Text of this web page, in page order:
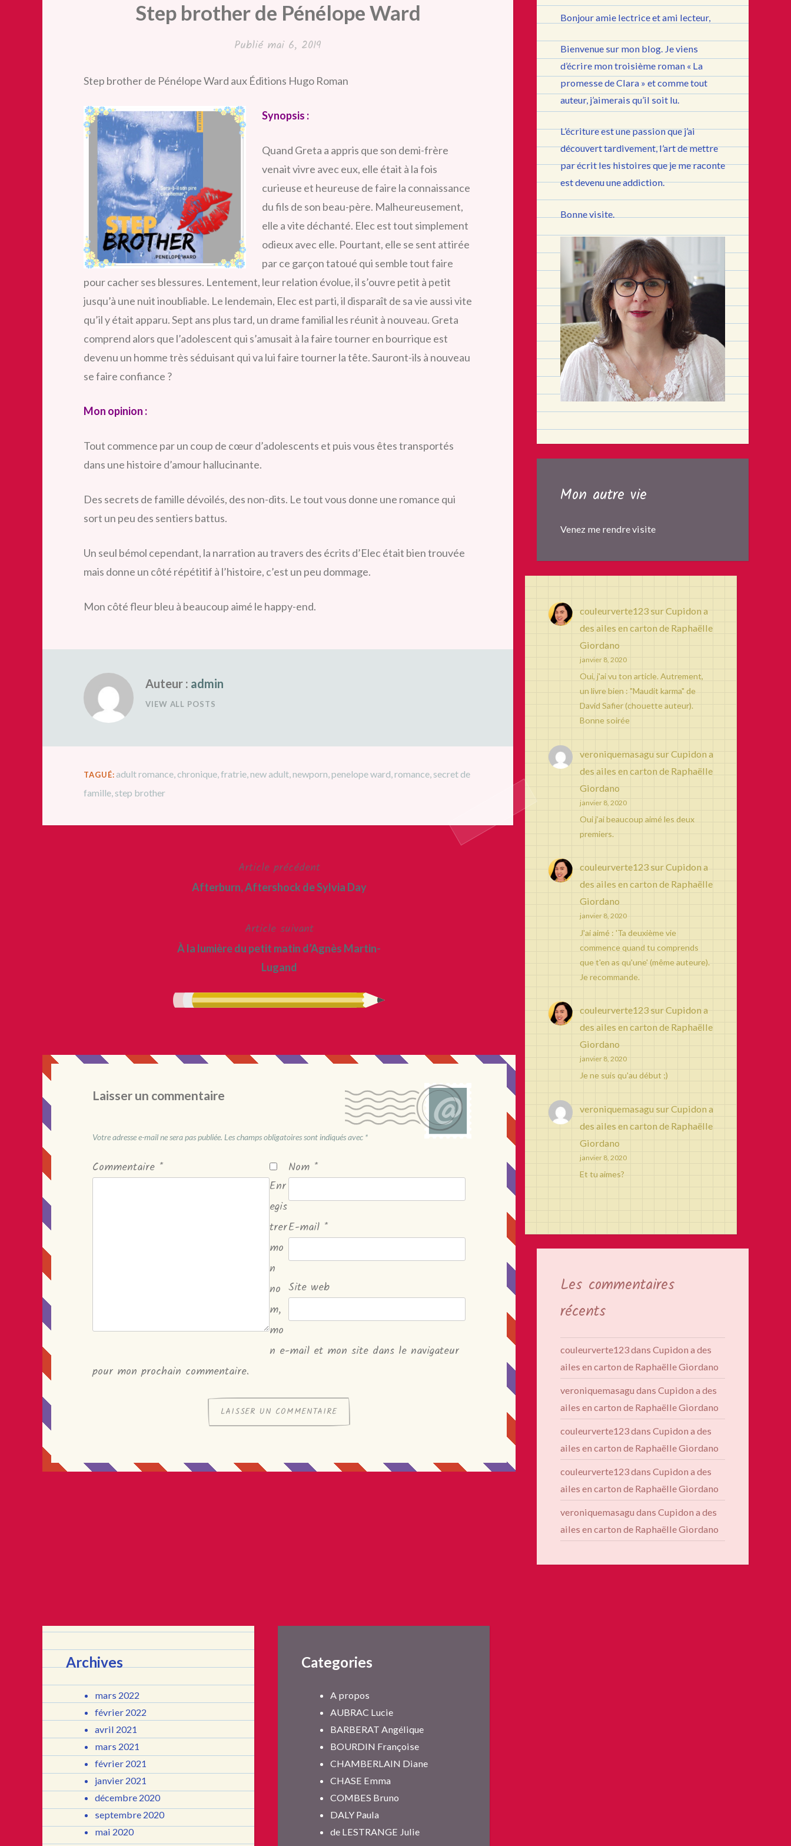
Step brother de Pénélope Ward
Publié mai 6, 2019
Step brother de Pénélope Ward aux Éditions Hugo Roman
Synopsis :
Quand Greta a appris que son demi-frère
venait vivre avec eux, elle était à la fois
curieuse et heureuse de faire la connaissance
du fils de son beau-père. Malheureusement,
elle a vite déchanté. Elec est tout simplement
odieux avec elle. Pourtant, elle se sent attirée
par ce garçon tatoué qui semble tout faire
pour cacher ses blessures. Lentement, leur relation évolue, il s’ouvre petit à petit
jusqu’à une nuit inoubliable. Le lendemain, Elec est parti, il disparaît de sa vie aussi vite
qu’il y était apparu. Sept ans plus tard, un drame familial les réunit à nouveau. Greta
comprend alors que l’adolescent qui s’amusait à la faire tourner en bourrique est
devenu un homme très séduisant qui va lui faire tourner la tête. Sauront-ils à nouveau
se faire confiance ?
Mon opinion :
Tout commence par un coup de cœur d’adolescents et puis vous êtes transportés
dans une histoire d’amour hallucinante.
Des secrets de famille dévoilés, des non-dits. Le tout vous donne une romance qui
sort un peu des sentiers battus.
Un seul bémol cependant, la narration au travers des écrits d’Elec était bien trouvée
mais donne un côté répétitif à l’histoire, c’est un peu dommage.
Mon côté fleur bleu à beaucoup aimé le happy-end.
Auteur : admin
VIEW ALL POSTS
TAGUÉ: adult romance ,chronique ,fratrie ,new adult ,newporn ,penelope ward ,romance secret de
famille step brother
Article précédent
Afterburn, Aftershock de Sylvia Day
Article suivant
À la lumière du petit matin d’Agnès Martin-
Lugand
Laisser un commentaire
Votre adresse e-mail ne sera pas publiée. Les champs obligatoires sont indiqués avec *
Commentaire * Nom *
E-mail *
Site web
Enr
egis
trer
mo
n
no
m,
mo
n e-mail et mon site dans le navigateur
pour mon prochain commentaire.
Bonjour amie lectrice et ami lecteur,
Bienvenue sur mon blog. Je viens
d’écrire mon troisième roman « La
promesse de Clara » et comme tout
auteur, j’aimerais qu’il soit lu.
L’écriture est une passion que j’ai
découvert tardivement, l’art de mettre
par écrit les histoires que je me raconte
est devenu une addiction.
Bonne visite.
Mon autre vie
Venez me rendre visite
couleurverte123surCupidon a
des ailes en carton de Raphaëlle
Giordano
janvier 8, 2020
Oui, j'ai vu ton article. Autrement,
un livre bien : "Maudit karma" de
David Safier (chouette auteur).
Bonne soirée
veroniquemasagu surCupidon a
des ailes en carton de Raphaëlle
Giordano
janvier 8, 2020
Oui j’ai beaucoup aimé les deux
premiers.
couleurverte123surCupidon a
des ailes en carton de Raphaëlle
Giordano
janvier 8, 2020
J'ai aimé : 'Ta deuxième vie
commence quand tu comprends
que t'en as qu'une' (même auteure).
Je recommande.
couleurverte123surCupidon a
des ailes en carton de Raphaëlle
Giordano
janvier 8, 2020
Je ne suis qu'au début ;)
veroniquemasagu surCupidon a
des ailes en carton de Raphaëlle
Giordano
janvier 8, 2020
Et tu aimes?
Les commentaires
récents
couleurverte123dans Cupidon a des
ailes en carton de Raphaëlle Giordano
veroniquemasagu dans Cupidon a des
ailes en carton de Raphaëlle Giordano
couleurverte123dans Cupidon a des
ailes en carton de Raphaëlle Giordano
couleurverte123dans Cupidon a des
ailes en carton de Raphaëlle Giordano
veroniquemasagu dans Cupidon a des
ailes en carton de Raphaëlle Giordano
Archives
mars 2022
février 2022
avril 2021
mars 2021
février 2021
janvier 2021
décembre 2020
septembre 2020
mai 2020
Categories
A propos
AUBRAC Lucie
BARBERAT Angélique
BOURDIN Françoise
CHAMBERLAIN Diane
CHASE Emma
COMBES Bruno
DALY Paula
de LESTRANGE Julie